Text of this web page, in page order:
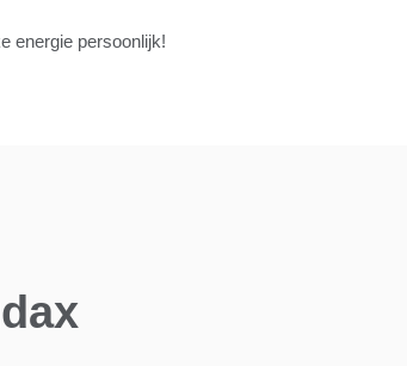
energie persoonlijk!